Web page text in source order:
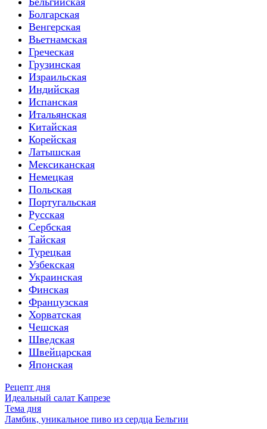
Болгарская
Венгерская
Вьетнамская
Греческая
Грузинская
Израильская
Индийская
Испанская
Итальянская
Китайская
Корейская
Латышская
Мексиканская
Немецкая
Польская
Португальская
Русская
Сербская
Тайская
Турецкая
Узбекская
Украинская
Финская
Французская
Хорватская
Чешская
Шведская
Швейцарская
Японская
Рецепт дня
Идеальный салат Капрезе
Тема дня
Ламбик, уникальное пиво из сердца Бельгии